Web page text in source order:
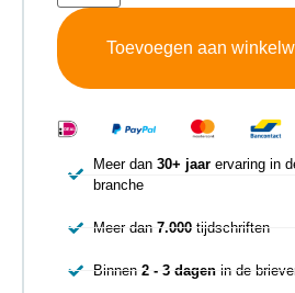
Toevoegen aan
Meer dan 30+ jaarervaring in
branche
Meer dan 7.000tijdschriften
Binnen 2 - 3 dagenin de